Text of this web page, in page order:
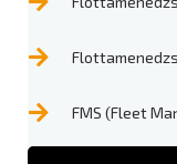
FMS (Fleet